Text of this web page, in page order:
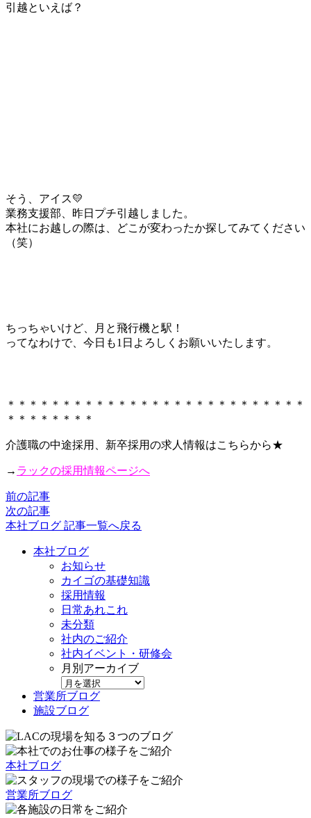
引越といえば？
そう、アイス💛
業務支援部、昨日プチ引越しました。
本社にお越しの際は、どこが変わったか探してみてください
（笑）
ちっちゃいけど、月と飛行機と駅！
ってなわけで、今日も1日よろしくお願いいたします。
＊＊＊＊＊＊＊＊＊＊＊＊＊＊＊＊＊＊＊＊＊＊＊＊＊＊＊
＊＊＊＊＊＊＊＊
介護職の中途採用、新卒採用の求人情報はこちらから★
→ ラックの採用情報ページへ
前の記事
次の記事
本社ブログ 記事一覧へ戻る
本社ブログ
お知らせ
カイゴの基礎知識
採用情報
日常あれこれ
未分類
社内のご紹介
社内イベント・研修会
月別アーカイブ
営業所ブログ
施設ブログ
本社ブログ
営業所ブログ